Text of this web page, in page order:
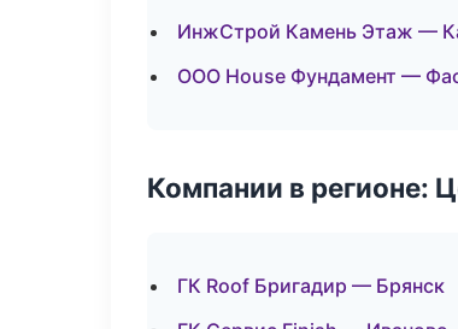
ИнжСтрой Камень Этаж —
ООО House Фундамент —
Компании в регионе:
ГК Roof Бригадир — Брянск